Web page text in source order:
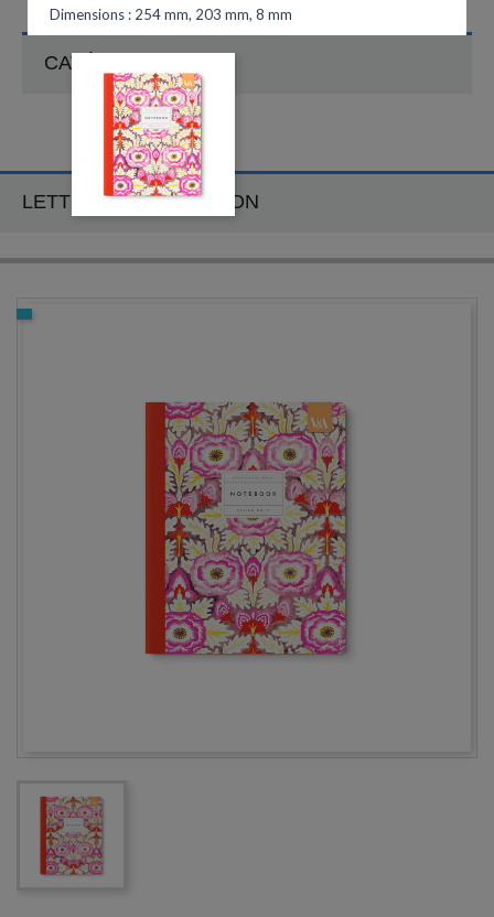
CATÉGORIES
LETTRE D'INFORMATION
Dimensions : 254 mm, 203 mm, 8 mm